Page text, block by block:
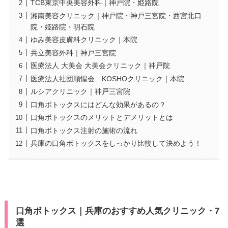
TCB東京中央美容外科｜神戸院・姫路院
湘南美容クリニック｜神戸院・神戸三宮院・西宮北口
院・姫路院・明石院
ゆみ美容皮膚科クリニック｜本院
共立美容外科｜神戸三宮院
医療法人 大美会 大美会クリニック｜神戸院
医療法人社団順惺会 KOSHOクリニック｜本院
ルシアクリニック｜神戸三宮院
口角ボトックスにはどんな効果があるの？
口角ボトックスのメリットとデメリットとは
口角ボトックス注射の施術の流れ
兵庫の口角ボトックスをしっかり比較して決めよう！
口角ボトックス｜兵庫のおすすめ人気クリニック・7
選